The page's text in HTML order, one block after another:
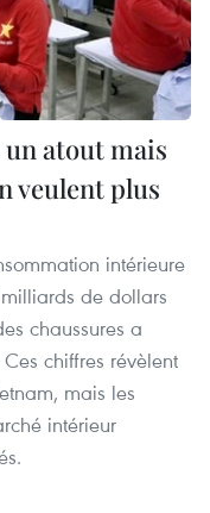
atout mais
veulent plus
intérieure
de dollars
chaussures a
chiffres révèlent
mais les
intérieur